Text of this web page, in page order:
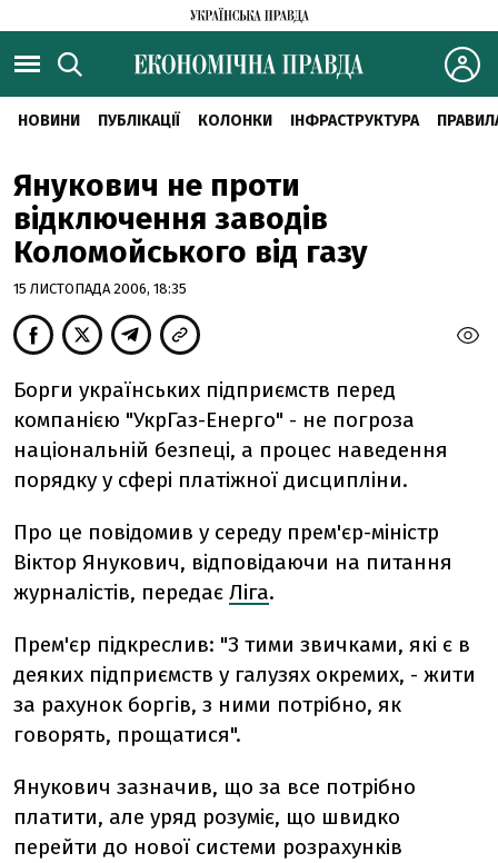
НОВИНИ ПУБЛІКАЦІЇ КОЛОНКИ ІНФРАСТРУКТУРА
Янукович не проти
відключення заводів
Коломойського від газу
15 ЛИСТОПАДА 2006, 18:35
Борги українських підприємств перед
компанією "УкрГаз-Енерго" - не погроза
національній безпеці, а процес наведення
порядку у сфері платіжної дисципліни.
Про це повідомив у середу прем'єр-міністр
Віктор Янукович, відповідаючи на питання
журналістів, передає Ліга.
Прем'єр підкреслив: "З тими звичками, які є в
деяких підприємств у галузях окремих, - жити
за рахунок боргів, з ними потрібно, як
говорять, прощатися".
Янукович зазначив, що за все потрібно
платити, але уряд розуміє, що швидко
перейти до нової системи розрахунків